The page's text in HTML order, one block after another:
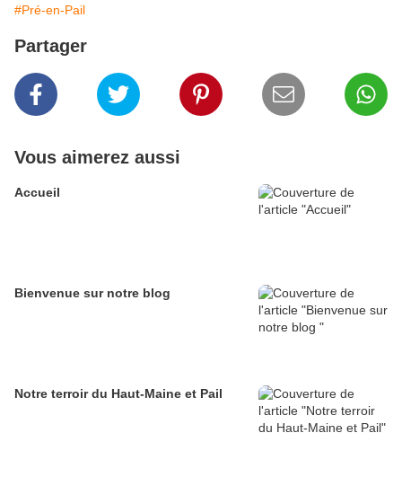
#Pré-en-Pail
Partager
Vous aimerez aussi
Accueil
Bienvenue sur notre blog
Notre terroir du Haut-Maine et Pail